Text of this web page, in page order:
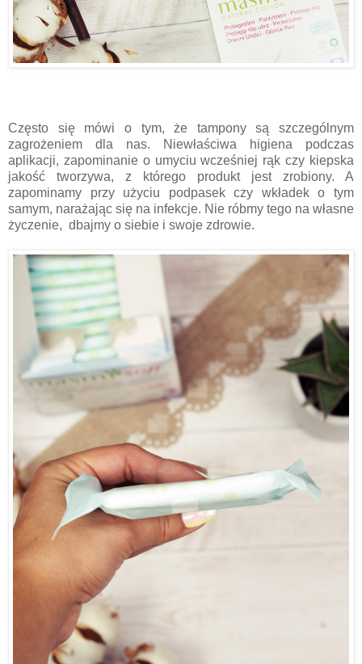
Często się mówi o tym, że tampony są szczególnym
zagrożeniem dla nas. Niewłaściwa higiena podczas
aplikacji, zapominanie o umyciu wcześniej rąk czy kiepska
jakość tworzywa, z którego produkt jest zrobiony. A
zapominamy przy użyciu podpasek czy wkładek o tym
samym, narażając się na infekcje. Nie róbmy tego na własne
życzenie, dbajmy o siebie i swoje zdrowie.